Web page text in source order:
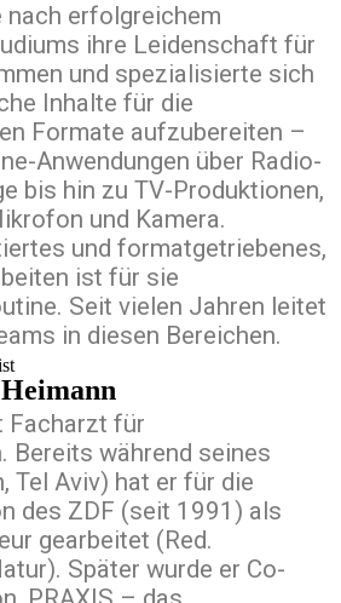
nach erfolgreichem
ihre Leidenschaft für
und spezialisierte sich
Inhalte für die
Formate aufzubereiten –
Anwendungen über Radio-
bis hin zu TV-Produktionen,
und Kamera.
und formatgetriebenes,
ist für sie
Seit vielen Jahren leitet
in diesen Bereichen.
Facharzt für
Bereits während seines
Tel Aviv) hat er für die
des ZDF (seit 1991) als
gearbeitet (Red.
Später wurde er Co-